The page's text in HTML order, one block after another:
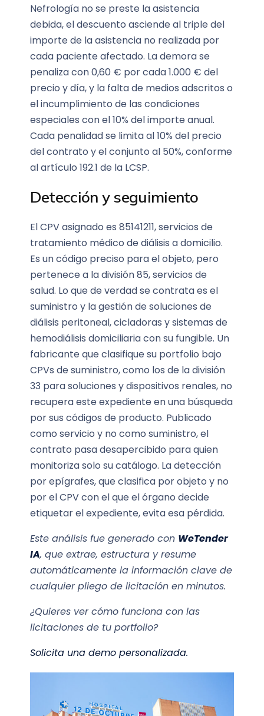
Nefrología no se preste la asistencia
debida, el descuento asciende al triple del
importe de la asistencia no realizada por
cada paciente afectado. La demora se
penaliza con 0,60 € por cada 1.000 € del
precio y día, y la falta de medios adscritos o
el incumplimiento de las condiciones
especiales con el 10% del importe anual.
Cada penalidad se limita al 10% del precio
del contrato y el conjunto al 50%, conforme
al artículo 192.1 de la LCSP.
Detección y seguimiento
El CPV asignado es 85141211, servicios de
tratamiento médico de diálisis a domicilio.
Es un código preciso para el objeto, pero
pertenece a la división 85, servicios de
salud. Lo que de verdad se contrata es el
suministro y la gestión de soluciones de
diálisis peritoneal, cicladoras y sistemas de
hemodiálisis domiciliaria con su fungible. Un
fabricante que clasifique su portfolio bajo
CPVs de suministro, como los de la división
33 para soluciones y dispositivos renales, no
recupera este expediente en una búsqueda
por sus códigos de producto. Publicado
como servicio y no como suministro, el
contrato pasa desapercibido para quien
monitoriza solo su catálogo. La detección
por epígrafes, que clasifica por objeto y no
por el CPV con el que el órgano decide
etiquetar el expediente, evita esa pérdida.
Este análisis fue generado con WeTender
IA, que extrae, estructura y resume
automáticamente la información clave de
cualquier pliego de licitación en minutos.
¿Quieres ver cómo funciona con las
licitaciones de tu portfolio?
Solicita una demo personalizada.